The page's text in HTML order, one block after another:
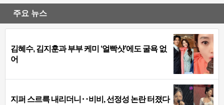
주요 뉴스
김혜수, 김지훈과 부부 케미 ‘얼빡샷’에도 굴욕 없
어
지퍼 스르륵 내리더니‥비비, 선정성 논란 터졌다